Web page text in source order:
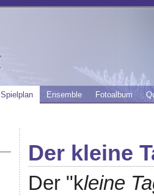
Spielplan Ensemble Fotoalbum
Der kleine
Der "kleine